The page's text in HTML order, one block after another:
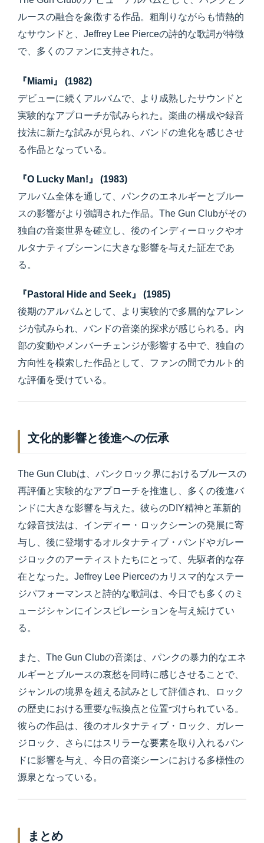
ルースの融合を象徴する作品。粗削りながらも情熱的
なサウンドと、Jeffrey Lee Pierceの詩的な歌詞が特徴
で、多くのファンに支持された。
『Miami』 (1982)
デビューに続くアルバムで、より成熟したサウンドと
実験的なアプローチが試みられた。楽曲の構成や録音
技法に新たな試みが見られ、バンドの進化を感じさせ
る作品となっている。
『O Lucky Man!』 (1983)
アルバム全体を通して、パンクのエネルギーとブルー
スの影響がより強調された作品。The Gun Clubがその
独自の音楽世界を確立し、後のインディーロックやオ
ルタナティブシーンに大きな影響を与えた証左であ
る。
『Pastoral Hide and Seek』 (1985)
後期のアルバムとして、より実験的で多層的なアレン
ジが試みられ、バンドの音楽的探求が感じられる。内
部の変動やメンバーチェンジが影響する中で、独自の
方向性を模索した作品として、ファンの間でカルト的
な評価を受けている。
文化的影響と後進への伝承
The Gun Clubは、パンクロック界におけるブルースの
再評価と実験的なアプローチを推進し、多くの後進バ
ンドに大きな影響を与えた。彼らのDIY精神と革新的
な録音技法は、インディー・ロックシーンの発展に寄
与し、後に登場するオルタナティブ・バンドやガレー
ジロックのアーティストたちにとって、先駆者的な存
在となった。Jeffrey Lee Pierceのカリスマ的なステー
ジパフォーマンスと詩的な歌詞は、今日でも多くのミ
ュージシャンにインスピレーションを与え続けてい
る。
また、The Gun Clubの音楽は、パンクの暴力的なエネ
ルギーとブルースの哀愁を同時に感じさせることで、
ジャンルの境界を超える試みとして評価され、ロック
の歴史における重要な転換点と位置づけられている。
彼らの作品は、後のオルタナティブ・ロック、ガレー
ジロック、さらにはスリラーな要素を取り入れるバン
ドに影響を与え、今日の音楽シーンにおける多様性の
源泉となっている。
まとめ